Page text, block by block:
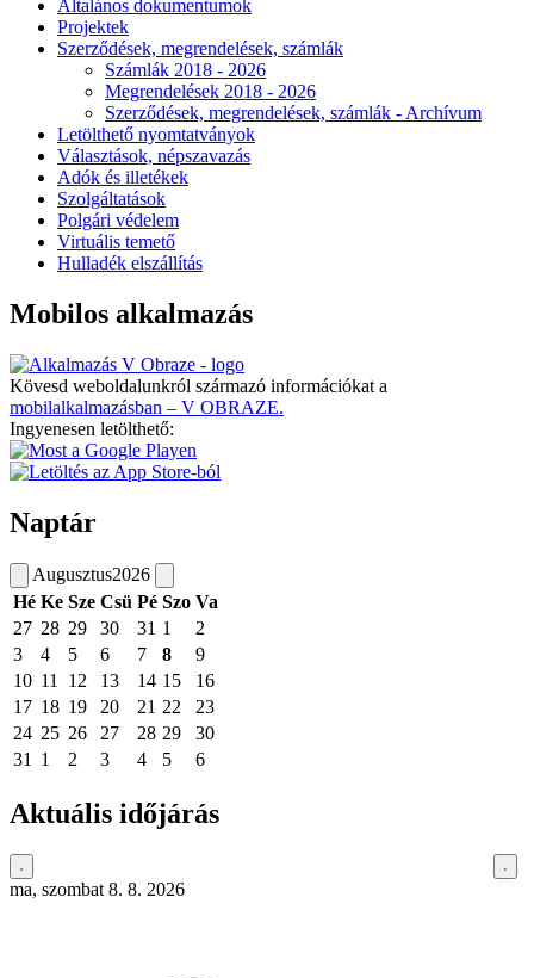
Általános dokumentumok
Projektek
Szerződések, megrendelések, számlák
Számlák 2018 - 2026
Megrendelések 2018 - 2026
Szerződések, megrendelések, számlák - Archívum
Letölthető nyomtatványok
Választások, népszavazás
Adók és illetékek
Szolgáltatások
Polgári védelem
Virtuális temető
Hulladék elszállítás
Mobilos alkalmazás
Kövesd weboldalunkról származó információkat a
mobilalkalmazásban – V OBRAZE.
Ingyenesen letölthető:
Naptár
Augusztus2026
Hé Ke Sze Csü Pé Szo Va
27 28 29 30 31 1
2
3
4 5 6 7 8
9
10 11 12 13 14 15
16
17 18 19 20 21 22
23
24 25 26 27 28 29
30
31
1 2 3 4 5 6
Aktuális időjárás
ma, szombat 8. 8. 2026